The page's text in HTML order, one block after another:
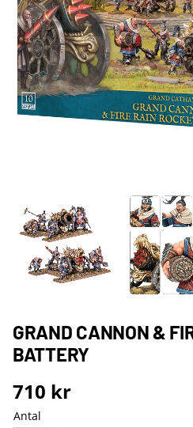
GRAND CANNON &
BATTERY
710 kr
Antal